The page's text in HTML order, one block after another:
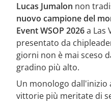
Lucas Jumalon non
nuovo campione del
Event WSOP 2026a Las
presentato da
giorni non è mai sceso
gradino più alto.
Un monologo dall'inizio
vittorie più meritate di